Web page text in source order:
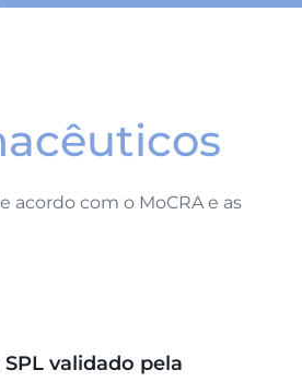
acordo com o MoCRA e as
validado pela